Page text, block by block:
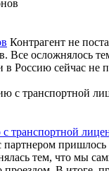
Контрагент не
Все осложнялось
Россию сейчас не
транспортной
партнером
тем, что мы